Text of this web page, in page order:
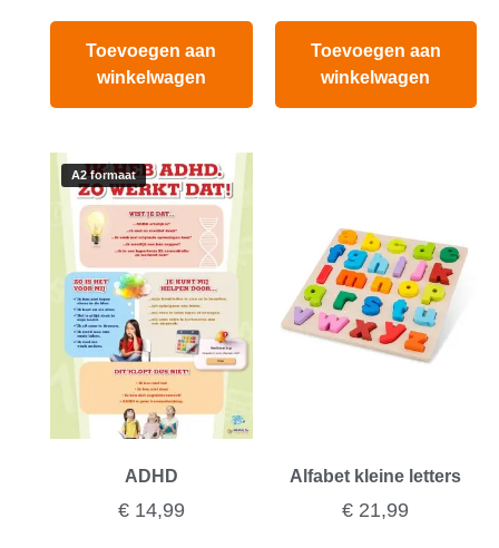
Toevoegen aan
winkelwagen
Toevoegen aan
winkelwagen
A2 formaat
ADHD
€14,99
Alfabet kleine letters
€ 21,99